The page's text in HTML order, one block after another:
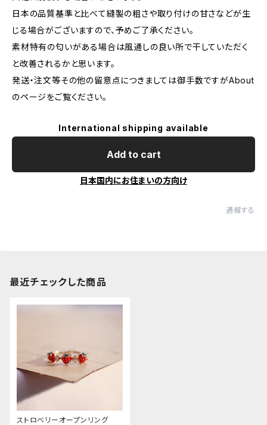
日本の品質基準と比べて縫製の粗さや取り付けの甘さなどが生
じる場合がございますので、予めご了承ください。
素材特有の匂いがある場合は風通しの良い所で干していただく
と改善されるかと思います。
発送・注文等その他の留意点につきましては御手数ですがAbout
のページをご覧ください。
International shipping available
Add to cart
日本国内にお住まいの方向け
通報する
最近チェックした商品
ストロベリーオープンリング